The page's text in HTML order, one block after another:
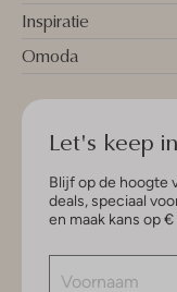
Inspiratie
Omoda
Let's keep
Blijf op de hoogte
deals, speciaal
en maak kans op